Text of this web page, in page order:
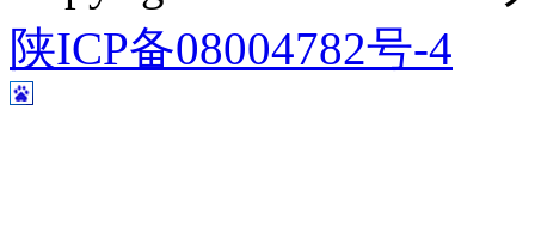
陕ICP备08004782号-4